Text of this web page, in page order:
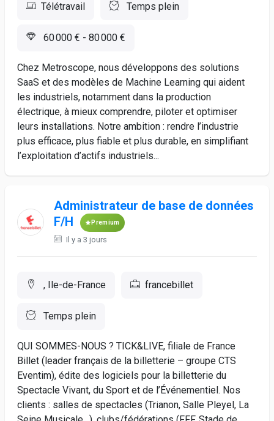
Télétravail Temps plein
60 000 € - 80 000 €
Chez Metroscope, nous développons des solutions
SaaS et des modèles de Machine Learning qui aident
les industriels, notamment dans la production
électrique, à mieux comprendre, piloter et optimiser
leurs installations. Notre ambition : rendre l’industrie
plus efficace, plus fiable et plus durable, en simplifiant
l’exploitation d’actifs industriels...
Administrateur de base de données
F/H
Premium
Il y a 3 jours
, Ile-de-France francebillet
Temps plein
QUI SOMMES-NOUS ? TICK&LIVE, filiale de France
Billet (leader français de la billetterie – groupe CTS
Eventim), édite des logiciels pour la billetterie du
Spectacle Vivant, du Sport et de l’Événementiel. Nos
clients : salles de spectacles (Trianon, Salle Pleyel, La